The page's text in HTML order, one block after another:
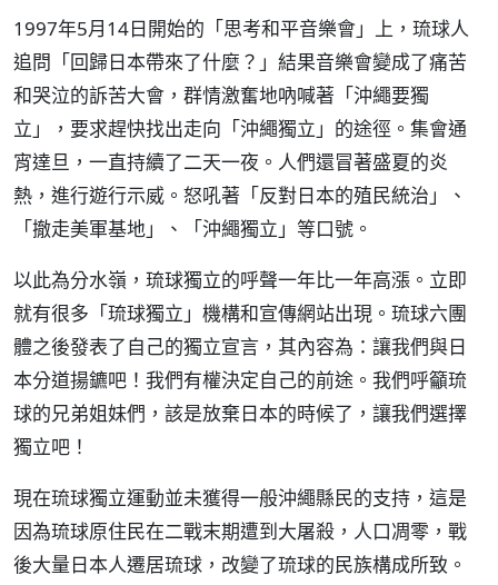
1997年5月14日開始的「思考和平音樂會」上，琉球人
追問「回歸日本帶來了什麼？」結果音樂會變成了痛苦
和哭泣的訴苦大會，群情激奮地吶喊著「沖繩要獨
立」，要求趕快找出走向「沖繩獨立」的途徑。集會通
宵達旦，一直持續了二天一夜。人們還冒著盛夏的炎
熱，進行遊行示威。怒吼著「反對日本的殖民統治」、
「撤走美軍基地」、「沖繩獨立」等口號。
以此為分水嶺，琉球獨立的呼聲一年比一年高漲。立即
就有很多「琉球獨立」機構和宣傳網站出現。琉球六團
體之後發表了自己的獨立宣言，其內容為：讓我們與日
本分道揚鑣吧！我們有權決定自己的前途。我們呼籲琉
球的兄弟姐妹們，該是放棄日本的時候了，讓我們選擇
獨立吧！
現在琉球獨立運動並未獲得一般沖繩縣民的支持，這是
因為琉球原住民在二戰末期遭到大屠殺，人口凋零，戰
後大量日本人遷居琉球，改變了琉球的民族構成所致。